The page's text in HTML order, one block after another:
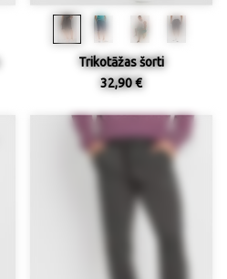
Trikotāžas šorti
32,90 €